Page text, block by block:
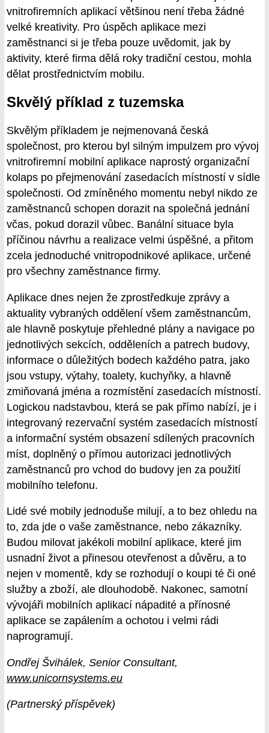
vnitrofiremních aplikací většinou není třeba žádné
velké kreativity. Pro úspěch aplikace mezi
zaměstnanci si je třeba pouze uvědomit, jak by
aktivity, které firma dělá roky tradiční cestou, mohla
dělat prostřednictvím mobilu.
Skvělý příklad z tuzemska
Skvělým příkladem je nejmenovaná česká
společnost, pro kterou byl silným impulzem pro vývoj
vnitrofiremní mobilní aplikace naprostý organizační
kolaps po přejmenování zasedacích místností v sídle
společnosti. Od zmíněného momentu nebyl nikdo ze
zaměstnanců schopen dorazit na společná jednání
včas, pokud dorazil vůbec. Banální situace byla
příčinou návrhu a realizace velmi úspěšné, a přitom
zcela jednoduché vnitropodnikové aplikace, určené
pro všechny zaměstnance firmy.
Aplikace dnes nejen že zprostředkuje zprávy a
aktuality vybraných oddělení všem zaměstnancům,
ale hlavně poskytuje přehledné plány a navigace po
jednotlivých sekcích, odděleních a patrech budovy,
informace o důležitých bodech každého patra, jako
jsou vstupy, výtahy, toalety, kuchyňky, a hlavně
zmiňovaná jména a rozmístění zasedacích místností.
Logickou nadstavbou, která se pak přímo nabízí, je i
integrovaný rezervační systém zasedacích místností
a informační systém obsazení sdílených pracovních
míst, doplněný o přímou autorizaci jednotlivých
zaměstnanců pro vchod do budovy jen za použití
mobilního telefonu.
Lidé své mobily jednoduše milují, a to bez ohledu na
to, zda jde o vaše zaměstnance, nebo zákazníky.
Budou milovat jakékoli mobilní aplikace, které jim
usnadní život a přinesou otevřenost a důvěru, a to
nejen v momentě, kdy se rozhodují o koupi té či oné
služby a zboží, ale dlouhodobě. Nakonec, samotní
vývojáři mobilních aplikací nápadité a přínosné
aplikace se zapálením a ochotou i velmi rádi
naprogramují.
Ondřej Švihálek, Senior Consultant,
www.unicornsystems.eu
(Partnerský příspěvek)